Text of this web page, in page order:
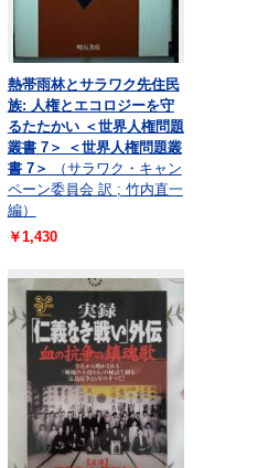
熱帯雨林とサラワク先住民
族: 人権とエコロジーを守
るたたかい ＜世界人権問題
叢書 7＞ ＜世界人権問題叢
書 7＞
（サラワク・キャン
ペーン委員会 訳 ; 竹内直一
編）
￥1,430